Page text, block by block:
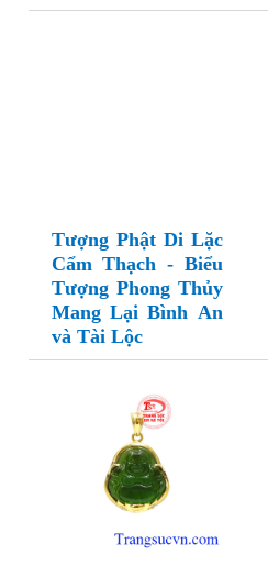
Tượng Phật Di Lặc
Cẩm Thạch - Biểu
Tượng Phong Thủy
Mang Lại Bình An
và Tài Lộc